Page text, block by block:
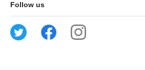
Follow us